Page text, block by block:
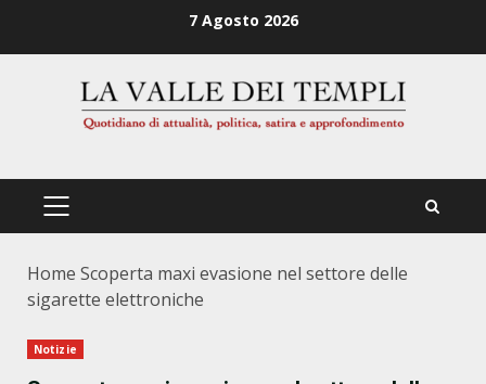
7 Agosto 2026
PRIMÄRES
Home Scoperta maxi evasione nel settore delle
sigarette elettroniche
Notizie